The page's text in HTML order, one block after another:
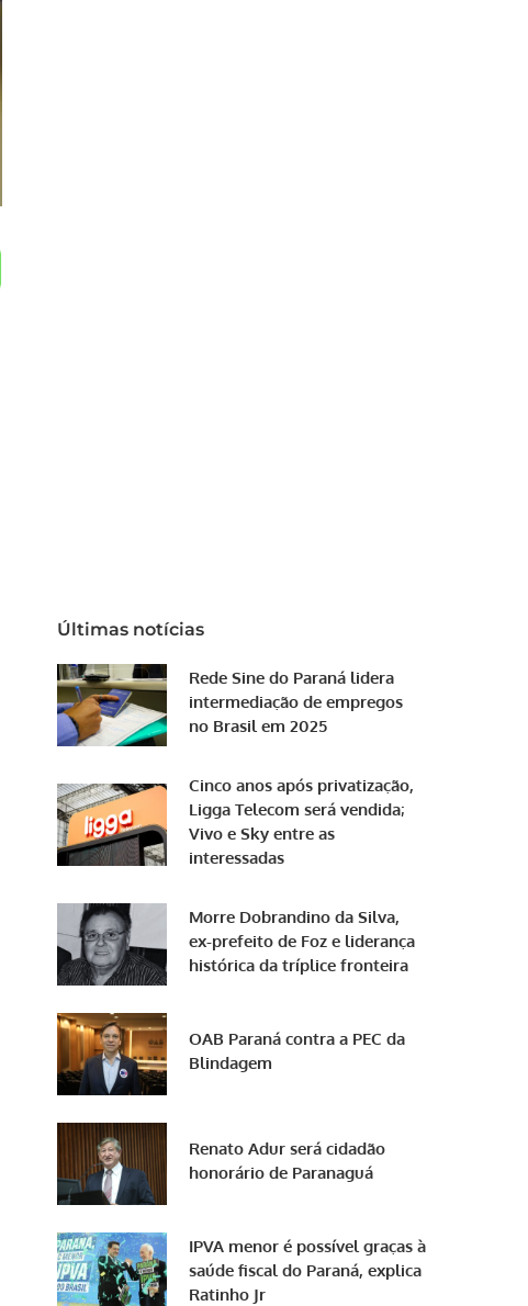
Últimas notícias
Rede Sine do Paraná lidera
intermediação de empregos
no Brasil em 2025
Cinco anos após privatização,
Ligga Telecom será vendida;
Vivo e Sky entre as
interessadas
Morre Dobrandino da Silva,
ex-prefeito de Foz e liderança
histórica da tríplice fronteira
OAB Paraná contra a PEC da
Blindagem
Renato Adur será cidadão
honorário de Paranaguá
IPVA menor é possível graças à
saúde fiscal do Paraná, explica
Ratinho Jr